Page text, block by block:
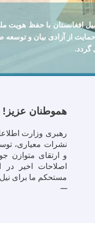
افغانستان با حفظ
از آزادی بيان و
گردد.
هموطنان عزیز!
رهبری وزارت
نشرات معیاری،
و ارتقای متوازن
اصلاحات اخیر در
مستحکم ما برای